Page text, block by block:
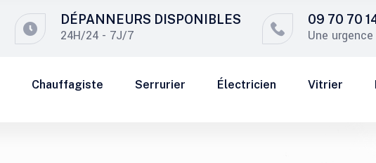
DÉPANNEURS DISPONIBLES
24H/24 - 7J/7
09 70 70
Une
Chauffagiste Serrurier Électricien Vitrier